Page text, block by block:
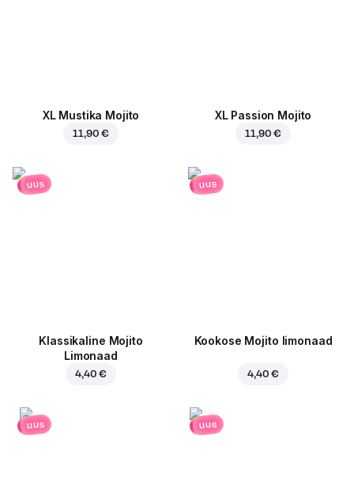
XL Mustika Mojito
11,90 €
XL Passion Mojito
11,90 €
uus
Klassikaline Mojito
Limonaad
4,40 €
uus
Kookose Mojito limonaad
4,40 €
uus uus